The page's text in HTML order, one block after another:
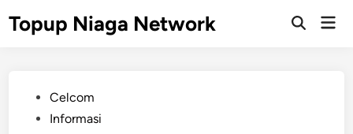
Topup Niaga Network
Open
PostedCelcom
Informasi